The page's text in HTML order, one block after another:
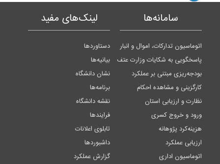
سامانه‌ها
اتوماسیون تدارکات، اموال و انبار
پاسخگویی به شکایات وزارت عتف
بودجه‌ریزی مبتنی بر عملکرد
کارگزینی و مشاهده احکام
نظارت و ارزیابی استان
ورود و خروج کسری
هزینه‌کرد پژوهانه
ارزیابی عملکرد
اتوماسیون اداری
لینک‌های مفید
دستاوردها
بیانیه‌ها
نشان دانشگاه
برنامه‌ها
نقشه دانشگاه
فرایندها
تابلوی اعلانات
داشبوردها
گزارش عملکرد